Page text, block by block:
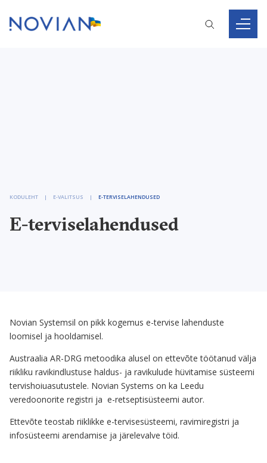
KODULEHT E-VALITSUS E-TERVISELAHENDUSED
E-terviselahendused
Novian Systemsil on pikk kogemus e-tervise lahenduste
loomisel ja hooldamisel.
Austraalia AR-DRG metoodika alusel on ettevõte töötanud välja
riikliku ravikindlustuse haldus- ja ravikulude hüvitamise süsteemi
tervishoiuasutustele. Novian Systems on ka Leedu
veredoonorite registri ja e-retseptisüsteemi autor.
Ettevõte teostab riiklikke e-tervisesüsteemi, ravimiregistri ja
infosüsteemi arendamise ja järelevalve töid.